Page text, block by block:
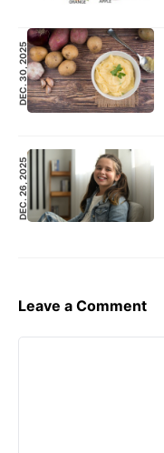
DEC. 30, 2025
DEC. 26, 2025
Leave a Comment